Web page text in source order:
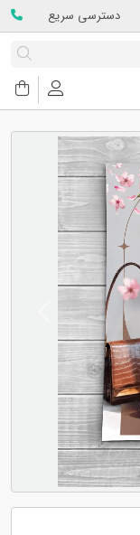
دسترسی سریع